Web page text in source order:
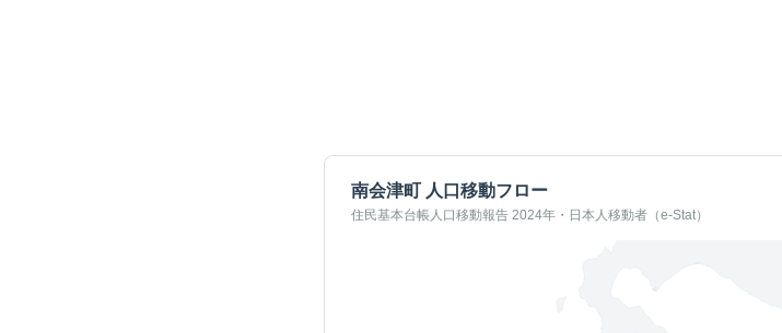
南会津町 人口移動フロー
住民基本台帳人口移動報告 2024年・日本人移動者（e-Stat）